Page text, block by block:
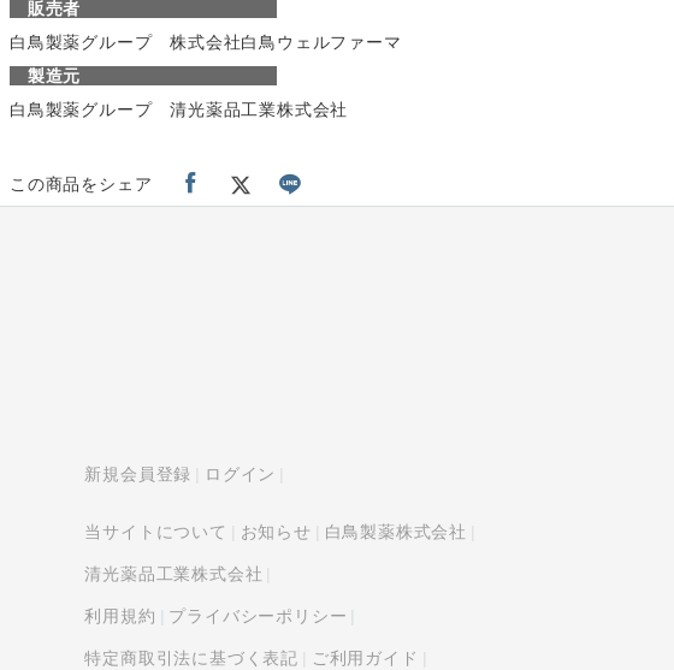
販売者
白鳥製薬グループ 株式会社白鳥ウェルファーマ
製造元
白鳥製薬グループ 清光薬品工業株式会社
この商品をシェア
新規会員登録 ログイン
当サイトについて お知らせ 白鳥製薬株式会社
清光薬品工業株式会社
利用規約 プライバシーポリシー
特定商取引法に基づく表記 ご利用ガイド